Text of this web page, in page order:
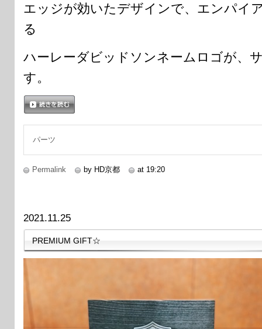
エッジが効いたデザインで、エンパイ
る
ハーレーダビッドソンネームロゴが、
す。
パーツ
Permalink by HD京都 at 19:20
2021.11.25
PREMIUM GIFT☆